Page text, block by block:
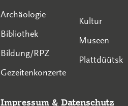
Archäologie
Bibliothek
Bildung/RPZ
Gezeitenkonzerte
Kultur
Museen
Plattdüütsk
Impressum & Datenschutz